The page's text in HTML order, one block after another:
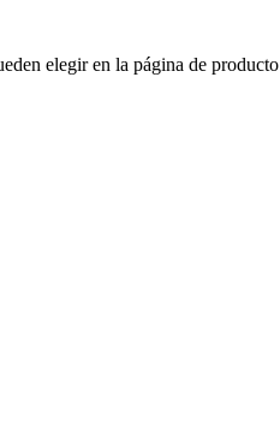
elegir en la página de producto